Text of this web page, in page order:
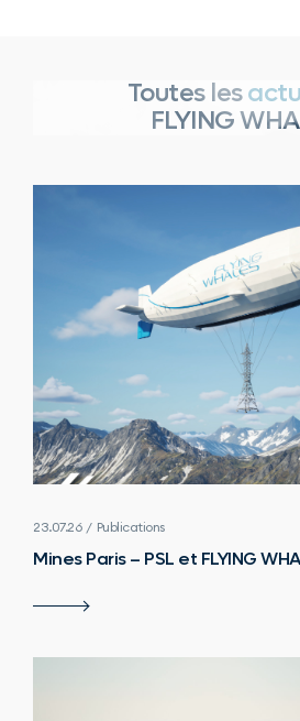
Toutes les
FLYING
23.07.26 / Publications
Mines Paris – PSL et FLYING